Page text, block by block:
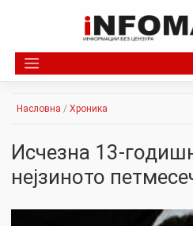
Насловна / Хроника
Исчезна 13-
нејзиното